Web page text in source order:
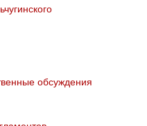
обсуждения